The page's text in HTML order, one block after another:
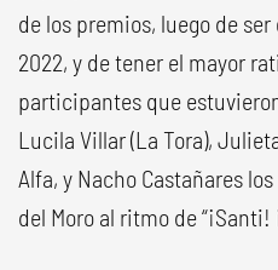
de los premios, luego de
2022, y de tener el mayor
participantes que
Lucila Villar (La Tora),
Alfa, y Nacho Castañares
del Moro al ritmo de “¡Santi!